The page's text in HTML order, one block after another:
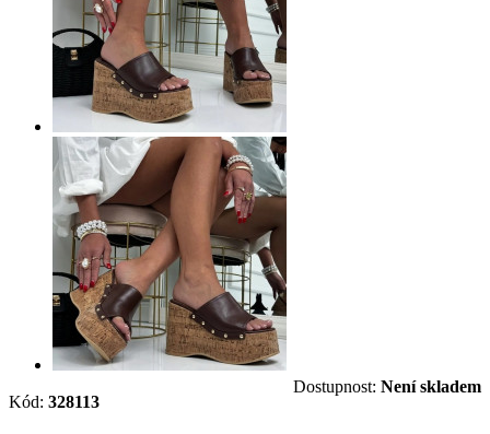
Kód: 328113
Dostupnost: Není skladem